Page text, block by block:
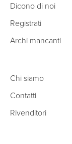
Dicono di noi
Registrati
Archi mancanti
Chi siamo
Contatti
Rivenditori